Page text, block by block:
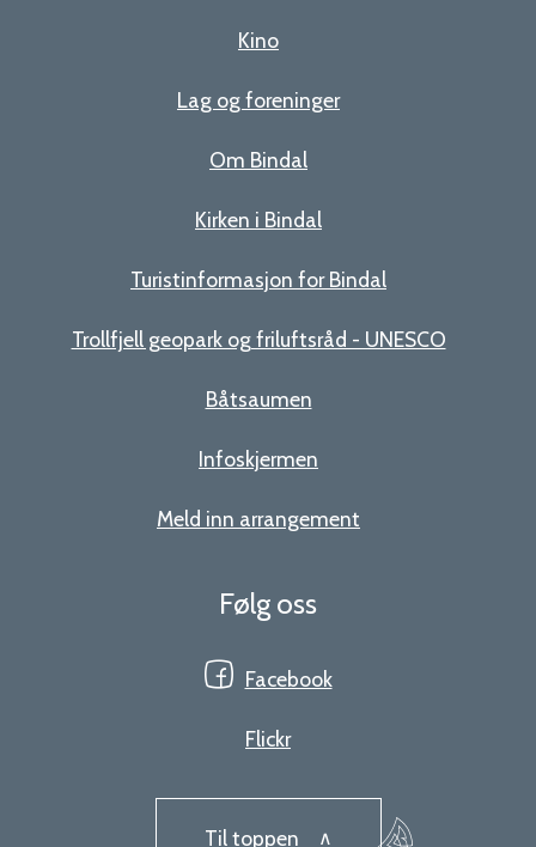
Kino
Lag og foreninger
Om Bindal
Kirken i Bindal
Turistinformasjon for Bindal
Trollfjell geopark og friluftsråd - UNESCO
Båtsaumen
Infoskjermen
Meld inn arrangement
Følg oss
Facebook
Flickr
Til toppen